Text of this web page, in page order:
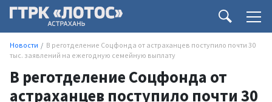
Новости
В реготделение Соцфонда от астраханцев поступило почти 30
тыс. заявлений на ежегодную семейную выплату
В реготделение Соцфонда от
астраханцев поступило почти 30